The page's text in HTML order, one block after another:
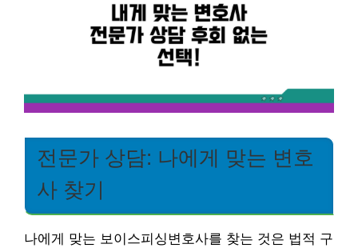
전문가 상담: 나에게 맞는 변호
사 찾기
나에게 맞는 보이스피싱변호사를 찾는 것은 법적 구